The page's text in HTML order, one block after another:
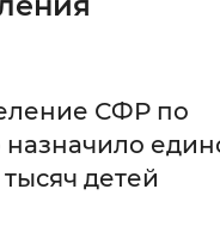
буквами
СФР по
детей